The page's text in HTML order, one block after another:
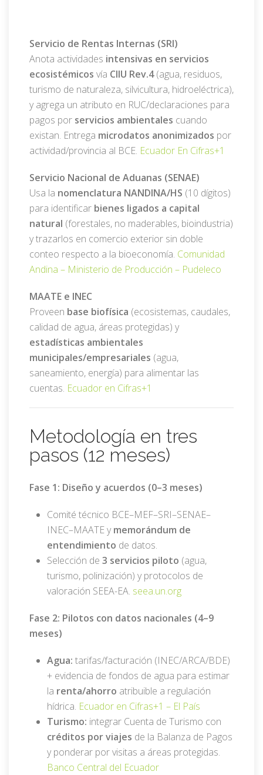
Servicio de Rentas Internas (SRI)
Anota actividades intensivas en servicios
ecosistémicos vía CIIU Rev.4(agua, residuos,
turismo de naturaleza, silvicultura, hidroeléctrica),
y agrega un atributo en RUC/declaraciones para
pagos por servicios ambientales cuando
existan. Entrega microdatos anonimizados por
actividad/provincia al BCE. Ecuador En Cifras+1
Servicio Nacional de Aduanas (SENAE)
Usa la nomenclatura NANDINA/HS (10 dígitos)
para identificar bienes ligados a capital
natural (forestales, no maderables, bioindustria)
y trazarlos en comercio exterior sin doble
conteo respecto a la bioeconomía. Comunidad
Andina – Ministerio de Producción – Pudeleco
MAATE e INEC
Proveen base biofísica (ecosistemas, caudales,
calidad de agua, áreas protegidas) y
estadísticas ambientales
municipales/empresariales (agua,
saneamiento, energía) para alimentar las
cuentas. Ecuador en Cifras+1
Metodología en tres
pasos (12 meses)
Fase 1: Diseño y acuerdos (0–3 meses)
Comité técnico BCE–MEF–SRI–SENAE–
INEC–MAATE y memorándum de
entendimiento de datos.
Selección de 3 servicios piloto (agua,
turismo, polinización) y protocolos de
valoración SEEA-EA. seea.un.org
Fase 2: Pilotos con datos nacionales (4–9
meses)
Agua: tarifas/facturación (INEC/ARCA/BDE)
+ evidencia de fondos de agua para estimar
la renta/ahorro atribuible a regulación
hídrica. Ecuador en Cifras+1 – El País
Turismo: integrar Cuenta de Turismo con
créditos por viajes de la Balanza de Pagos
y ponderar por visitas a áreas protegidas.
Banco Central del Ecuador